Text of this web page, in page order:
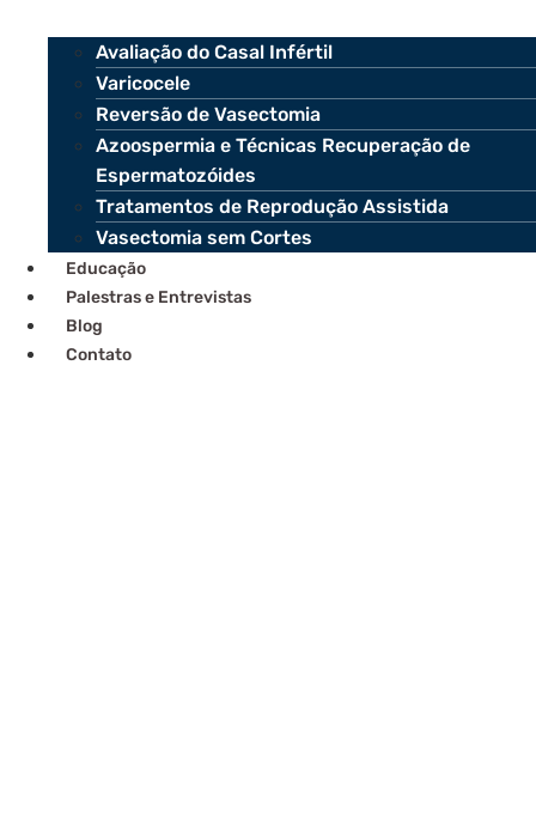
Avaliação do Casal Infértil
Varicocele
Reversão de Vasectomia
Azoospermia e Técnicas Recuperação de
Espermatozóides
Tratamentos de Reprodução Assistida
Vasectomia sem Cortes
Educação
Palestras e Entrevistas
Blog
Contato